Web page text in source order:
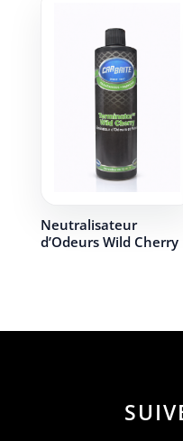
Neutralisateur
d’Odeurs Wild Cherry